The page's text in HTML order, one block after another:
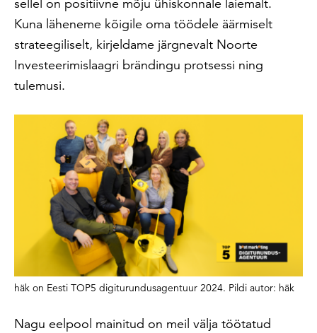
Kuna läheneme kõigile oma töödele äärmiselt
strateegiliselt, kirjeldame järgnevalt Noorte
Investeerimislaagri brändingu protsessi ning
tulemusi.
häk on Eesti TOP5 digiturundusagentuur 2024. Pildi autor: häk
Nagu eelpool mainitud on meil välja töötatud